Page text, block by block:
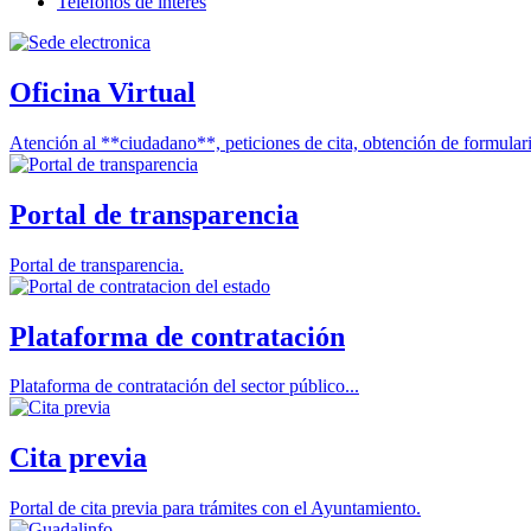
Oficina Virtual
Atención al **ciudadano**, peticiones de cita, obtención de
Portal de transparencia
Portal de transparencia.
Plataforma de contratación
Plataforma de contratación del sector público...
Cita previa
Portal de cita previa para trámites con el Ayuntamiento.